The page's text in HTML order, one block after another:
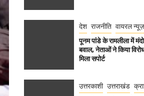
देश राजनीति वायरल न्यूज़
पूनम पांडे के रामलीला में
बवाल, नेताओं ने किया
मिला सपोर्ट
उत्तरकाशी उत्तराखंड